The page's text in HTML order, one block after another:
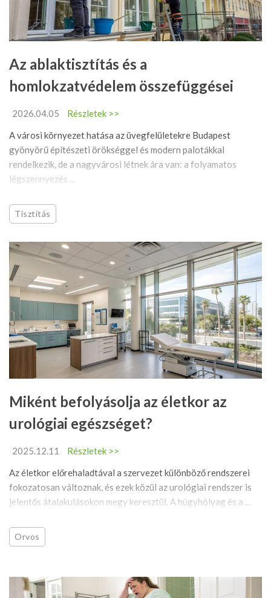
Az ablaktisztítás és a
homlokzatvédelem összefüggései
2026.04.05
Részletek >>
A városi környezet hatása az üvegfelületekre Budapest
gyönyörű építészeti örökséggel és modern palotákkal
rendelkezik, de a nagyvárosi létnek ára van: a folyamatos
légszennyezés ...
Tisztítás
Miként befolyásolja az életkor az
urológiai egészséget?
2025.12.11
Részletek >>
Az életkor előrehaladtával a szervezet különböző rendszerei
fokozatosan változnak, és ezek közül az urológiai rendszer is
jelentős átalakulásokon megy keresztül. A húgyhólyag és a ...
Orvos